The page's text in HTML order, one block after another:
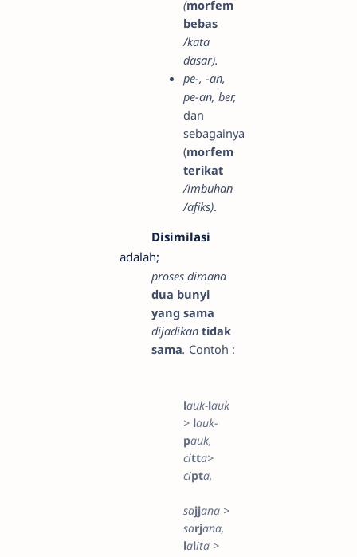
(morfem
bebas
/kata
dasar).
pe-, -an,
pe-an, ber,
dan
sebagainya
(morfem
terikat
/imbuhan
/afiks).
Disimilasi
adalah;
proses dimana
dua bunyi
yang sama
dijadikan tidak
sama. Contoh :
lauk-lauk
> lauk-
pauk,
citta>
cipta,
sajjana >
sarjana,
lalita >